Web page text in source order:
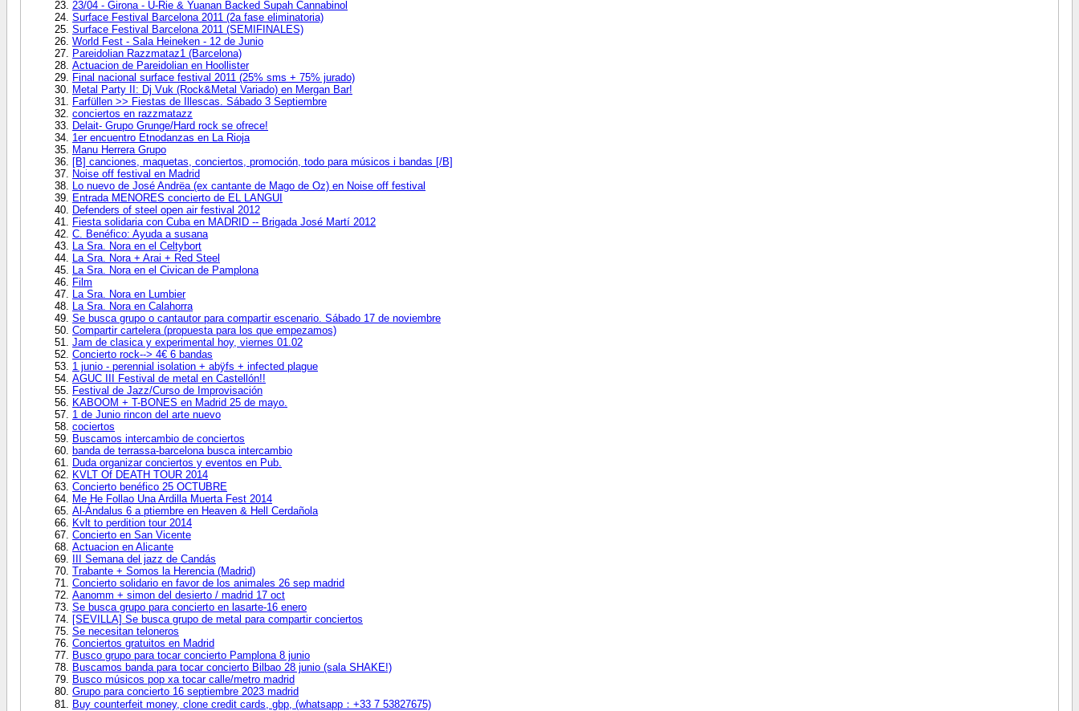
23/04 - Girona - U-Rie & Yuanan Backed Supah Cannabinol
Surface Festival Barcelona 2011 (2a fase eliminatoria)
Surface Festival Barcelona 2011 (SEMIFINALES)
World Fest - Sala Heineken - 12 de Junio
Pareidolian Razzmataz1 (Barcelona)
Actuacion de Pareidolian en Hoollister
Final nacional surface festival 2011 (25% sms + 75% jurado)
Metal Party II: Dj Vuk (Rock&Metal Variado) en Mergan Bar!
Farfüllen >> Fiestas de Illescas. Sábado 3 Septiembre
conciertos en razzmatazz
Delait- Grupo Grunge/Hard rock se ofrece!
1er encuentro Etnodanzas en La Rioja
Manu Herrera Grupo
[B] canciones, maquetas, conciertos, promoción, todo para músicos i bandas [/B]
Noise off festival en Madrid
Lo nuevo de José Andrëa (ex cantante de Mago de Oz) en Noise off festival
Entrada MENORES concierto de EL LANGUI
Defenders of steel open air festival 2012
Fiesta solidaria con Cuba en MADRID -- Brigada José Martí 2012
C. Benéfico: Ayuda a susana
La Sra. Nora en el Celtybort
La Sra. Nora + Arai + Red Steel
La Sra. Nora en el Civican de Pamplona
Film
La Sra. Nora en Lumbier
La Sra. Nora en Calahorra
Se busca grupo o cantautor para compartir escenario. Sábado 17 de noviembre
Compartir cartelera (propuesta para los que empezamos)
Jam de clasica y experimental hoy, viernes 01.02
Concierto rock--> 4€ 6 bandas
1 junio - perennial isolation + abÿfs + infected plague
AGUC III Festival de metal en Castellón!!
Festival de Jazz/Curso de Improvisación
KABOOM + T-BONES en Madrid 25 de mayo.
1 de Junio rincon del arte nuevo
cociertos
Buscamos intercambio de conciertos
banda de terrassa-barcelona busca intercambio
Duda organizar conciertos y eventos en Pub.
KVLT Of DEATH TOUR 2014
Concierto benéfico 25 OCTUBRE
Me He Follao Una Ardilla Muerta Fest 2014
Al-Ándalus 6 a ptiembre en Heaven & Hell Cerdañola
Kvlt to perdition tour 2014
Concierto en San Vicente
Actuacion en Alicante
III Semana del jazz de Candás
Trabante + Somos la Herencia (Madrid)
Concierto solidario en favor de los animales 26 sep madrid
Aanomm + simon del desierto / madrid 17 oct
Se busca grupo para concierto en lasarte-16 enero
[SEVILLA] Se busca grupo de metal para compartir conciertos
Se necesitan teloneros
Conciertos gratuitos en Madrid
Busco grupo para tocar concierto Pamplona 8 junio
Buscamos banda para tocar concierto Bilbao 28 junio (sala SHAKE!)
Busco músicos pop xa tocar calle/metro madrid
Grupo para concierto 16 septiembre 2023 madrid
Buy counterfeit money, clone credit cards, gbp, (whatsapp：+33 7 53827675)